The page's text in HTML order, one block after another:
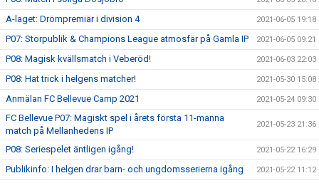
A-laget: Drömpremiär i division 4 2021-06-05 19:18
P07: Storpublik & Champions League atmosfär på Gamla IP 2021-06-05 09:21
P08: Magisk kvällsmatch i Veberöd! 2021-06-03 22:03
P08: Hat trick i helgens matcher! 2021-05-30 15:08
Anmälan FC Bellevue Camp 2021 2021-05-24 09:30
FC Bellevue P07: Magiskt spel i årets första 11-manna
match på Mellanhedens IP
2021-05-23 21:36
P08: Seriespelet äntligen igång! 2021-05-22 16:29
Publikinfo: I helgen drar barn- och ungdomsserierna igång 2021-05-22 11:12